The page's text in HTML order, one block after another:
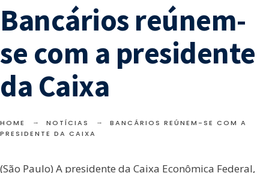
Bancários reúnem-
se com a presidente
da Caixa
HOME NOTÍCIAS
BANCÁRIOS REÚNEM-SE COM A
PRESIDENTE DA CAIXA
(São Paulo) A presidente da Caixa Econômica Federal,